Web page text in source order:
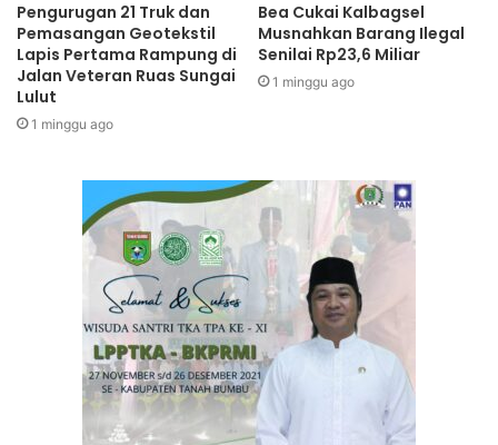
Pengurugan 21 Truk dan
Pemasangan Geotekstil
Lapis Pertama Rampung di
Jalan Veteran Ruas Sungai
Lulut
1 minggu ago
Bea Cukai Kalbagsel
Musnahkan Barang Ilegal
Senilai Rp23,6 Miliar
1 minggu ago